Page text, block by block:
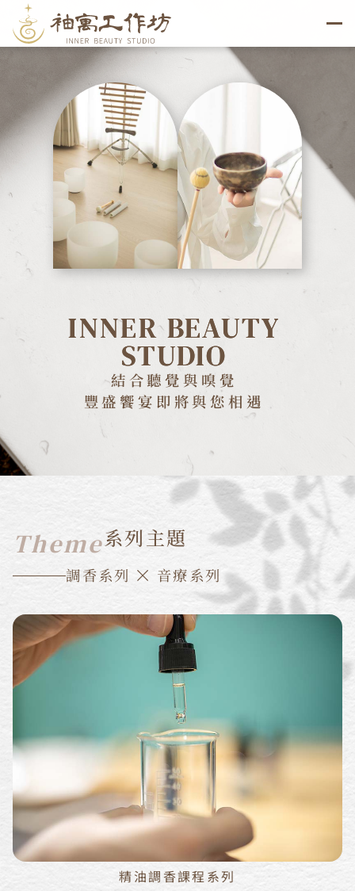
INNERBEAUTY
STUDIO
結合聽覺與嗅覺
豐盛饗宴即將與您相遇
Theme系列主題
調香系列 音療系列
精油調香課程系列